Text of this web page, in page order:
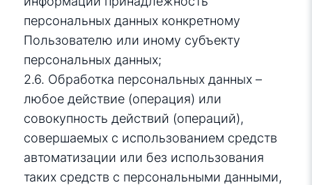
персональных данных конкретному
Пользователю или иному субъекту
персональных данных;
2.6. Обработка персональных данных –
любое действие (операция) или
совокупность действий (операций),
совершаемых с использованием средств
автоматизации или без использования
таких средств с персональными данными,